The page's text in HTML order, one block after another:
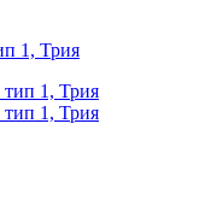
1, Трия